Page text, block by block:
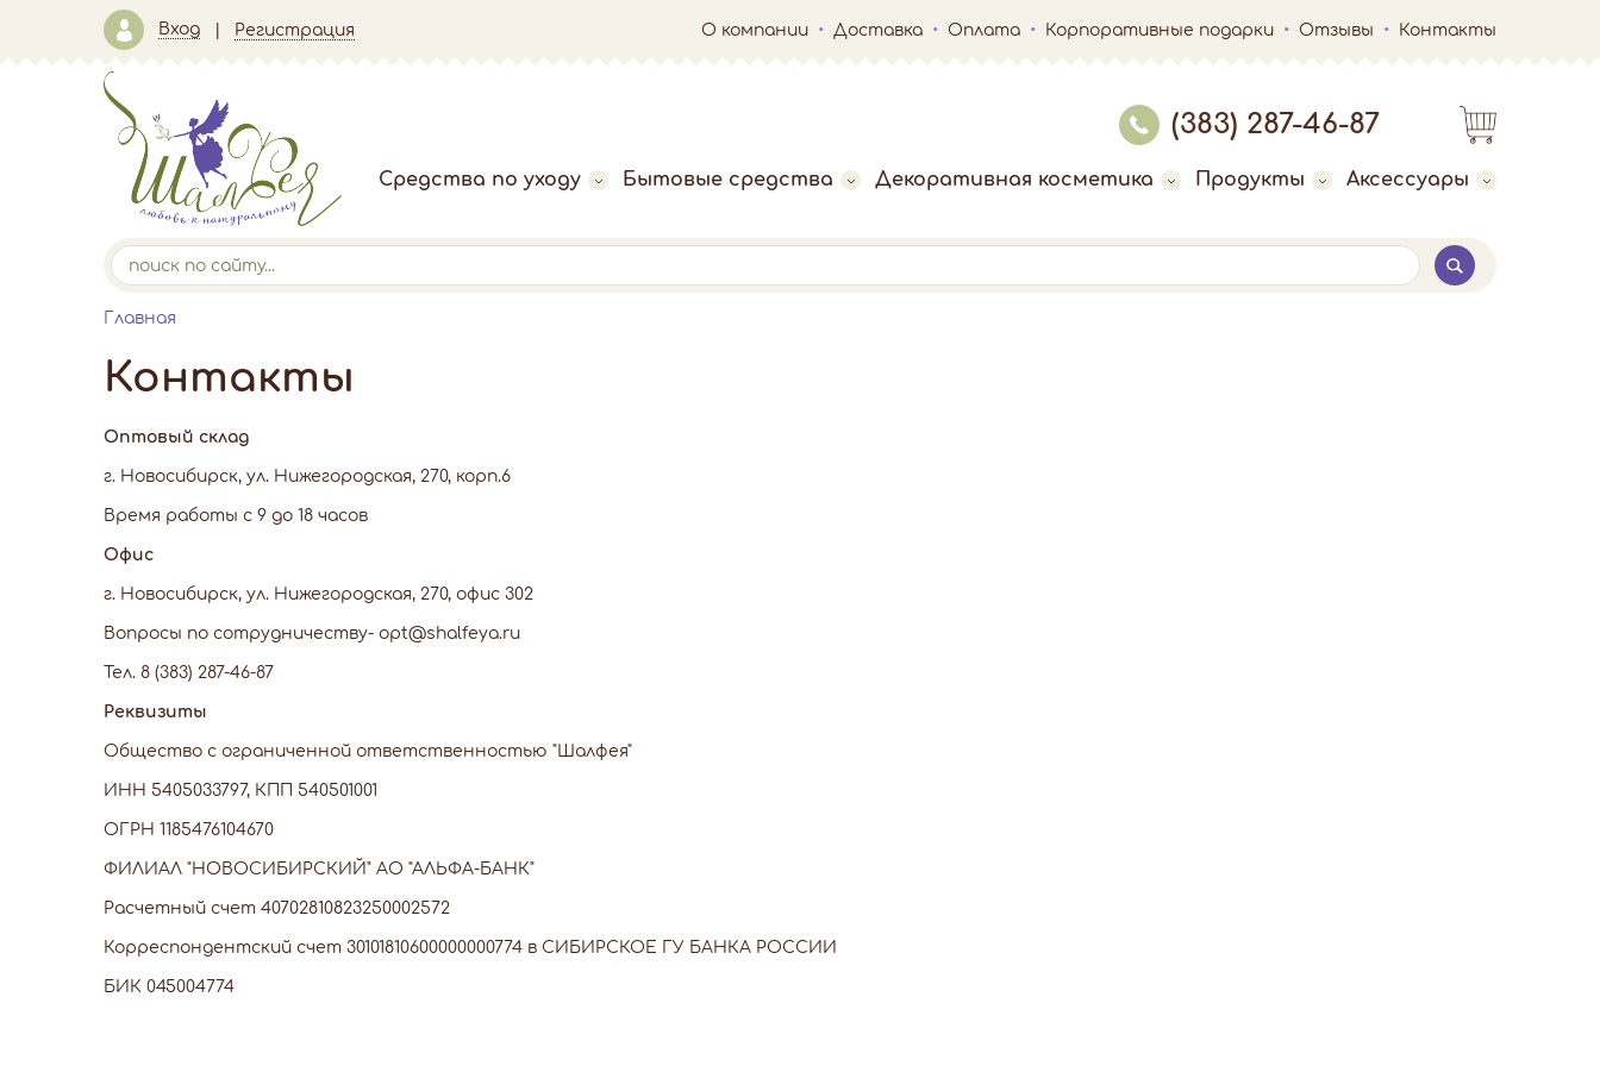
Вход Регистрация О компании Доставка Оплата Корпоративные подарки Отзывы Контакты
(383) 287-46-87
Средства по уходу Бытовые средства Декоративная косметика Продукты Аксессуары
Главная
Контакты
Оптовый склад
г. Новосибирск, ул. Нижегородская, 270, корп.6
Время работы с 9 до 18 часов
Офис
г. Новосибирск, ул. Нижегородская, 270, офис 302
Вопросы по сотрудничеству- opt@shalfeya.ru
Тел. 8 (383) 287-46-87
Реквизиты
Общество с ограниченной ответственностью "Шалфея"
ИНН 5405033797, КПП 540501001
ОГРН 1185476104670
ФИЛИАЛ "НОВОСИБИРСКИЙ" АО "АЛЬФА-БАНК"
Расчетный счет 40702810823250002572
Корреспондентский счет 30101810600000000774 в СИБИРСКОЕ ГУ БАНКА РОССИИ
БИК 045004774